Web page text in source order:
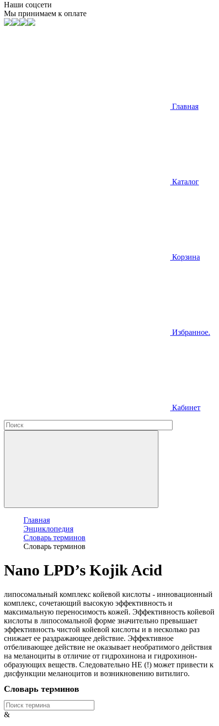
Наши соцсети
Мы принимаем к оплате
Главная
Каталог
Корзина
Избранное.
Кабинет
Главная
Энциклопедия
Словарь терминов
Словарь терминов
Nano LPD’s Kojik Acid
липосомальный комплекс койевой кислоты - инновационный
комплекс, сочетающий высокую эффективность и
максимальную переносимость кожей. Эффективность койевой
кислоты в липосомальной форме значительно превышает
эффективность чистой койевой кислоты и в несколько раз
снижает ее раздражающее действие. Эффективное
отбеливающее действие не оказывает необратимого действия
на меланоциты в отличие от гидрохинона и гидрохинон-
образующих веществ. Следовательно НЕ (!) может привести к
дисфункции меланоцитов и возникновению витилиго.
Словарь терминов
&